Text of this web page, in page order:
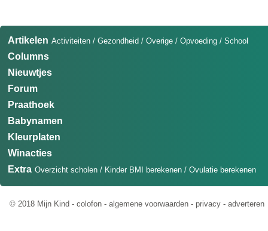
Artikelen Activiteiten / Gezondheid / Overige / Opvoeding / School
Columns
Nieuwtjes
Forum
Praathoek
Babynamen
Kleurplaten
Winacties
Extra Overzicht scholen / Kinder BMI berekenen / Ovulatie berekenen
© 2018 Mijn Kind - colofon - algemene voorwaarden - privacy - adverteren